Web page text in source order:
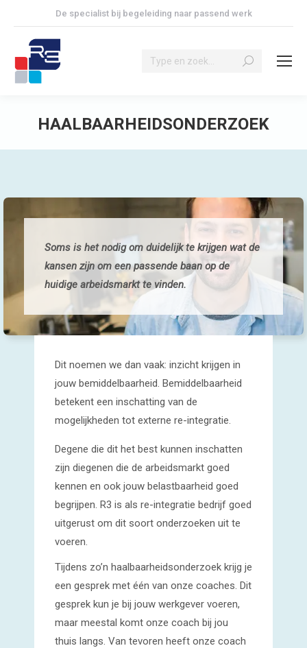
De specialist bij begeleiding naar passend werk
Search:
HAALBAARHEIDSONDERZOEK
Soms is het nodig om duidelijk te krijgen wat de
kansen zijn om een passende baan op de
huidige arbeidsmarkt te vinden.
Dit noemen we dan vaak: inzicht krijgen in
jouw bemiddelbaarheid. Bemiddelbaarheid
betekent een inschatting van de
mogelijkheden tot externe re-integratie.
Degene die dit het best kunnen inschatten
zijn diegenen die de arbeidsmarkt goed
kennen en ook jouw belastbaarheid goed
begrijpen. R3 is als re-integratie bedrijf goed
uitgerust om dit soort onderzoeken uit te
voeren.
Tijdens zo’n haalbaarheidsonderzoek krijg je
een gesprek met één van onze coaches. Dit
gesprek kun je bij jouw werkgever voeren,
maar meestal komt onze coach bij jou
thuis langs. Van tevoren heeft onze coach